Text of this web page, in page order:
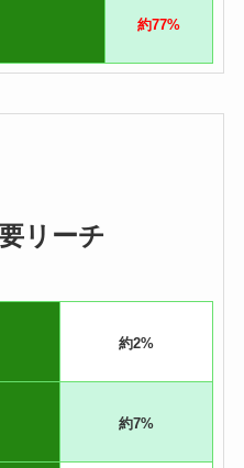
約77%
リーチ
約2%
約7%